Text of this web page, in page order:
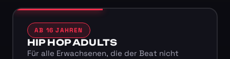
AB 16 JAHREN
HIP HOP ADULTS
Für alle Erwachsenen, die der Beat nicht